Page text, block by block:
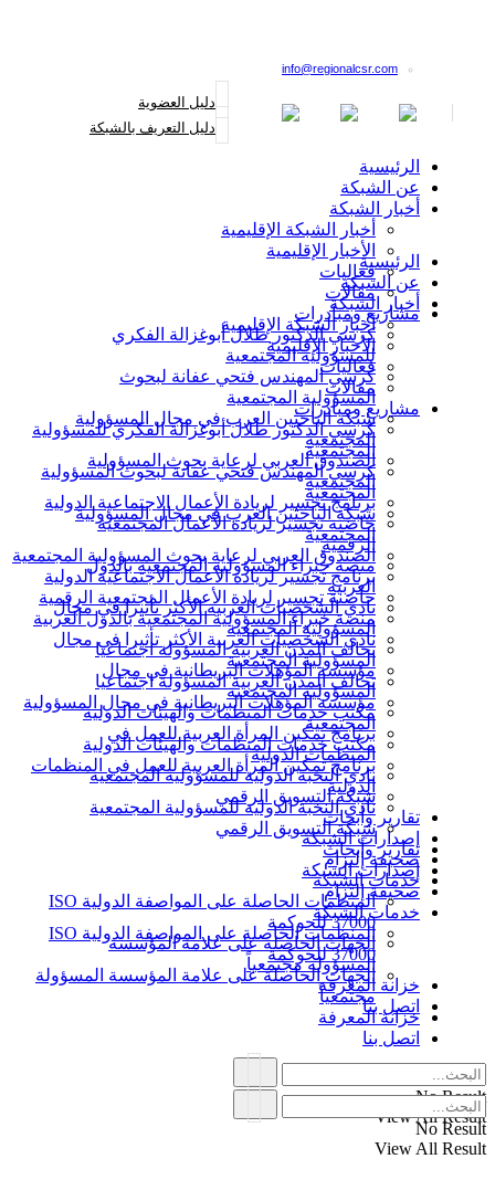
info@regionalcsr.com
دليل العضوية
دليل التعريف بالشبكة
الرئيسية
عن الشبكة
أخبار الشبكة
أخبار الشبكة الإقليمية
الأخبار الإقليمية
فعاليات
مقالات
مشاريع ومبادرات
كرسي الدكتور طلال أبوغزالة الفكري
للمسؤولية المجتمعية
كرسي المهندس فتحي عفانة لبحوث
المسؤولية المجتمعية
شبكة الباحثين العرب في مجال المسؤولية
المجتمعية
الصندوق العربي لرعاية بحوث المسؤولية
المجتمعية
برنامج تجسير لريادة الأعمال الاجتماعية الدولية
حاضنة تجسير لريادة الأعمال المجتمعية
الرقمية
منصة خبراء المسؤولية المجتمعية بالدول
العربية
نادي الشخصيات العربية الأكثر تأثيرا في مجال
المسؤولية المجتمعية
تحالف المدن العربية المسؤولة اجتماعيا
مؤسسة المؤهلات البريطانية في مجال
المسؤولية المجتمعية
مكتب خدمات المنظمات والهيئات الدولية
برنامج تمكين المرأة العربية للعمل في
المنظمات الدولية
نادي النخبة الدولية للمسؤولية المجتمعية
شبكة التسويق الرقمي
تقارير وأبحاث
إصدارات الشبكة
صحيفة إلتزام
خدمات الشبكة
المنظمات الحاصلة على المواصفة الدولية ISO
37000 للحوكمة
الجهات الحاصلة على علامة المؤسسة
المسؤولة مجتمعياً
خزانة المعرفة
اتصل بنا
No Result
View All Result
الرئيسية
عن الشبكة
أخبار الشبكة
أخبار الشبكة الإقليمية
الأخبار الإقليمية
فعاليات
مقالات
مشاريع ومبادرات
كرسي الدكتور طلال أبوغزالة الفكري للمسؤولية
المجتمعية
كرسي المهندس فتحي عفانة لبحوث المسؤولية
المجتمعية
شبكة الباحثين العرب في مجال المسؤولية
المجتمعية
الصندوق العربي لرعاية بحوث المسؤولية المجتمعية
برنامج تجسير لريادة الأعمال الاجتماعية الدولية
حاضنة تجسير لريادة الأعمال المجتمعية الرقمية
منصة خبراء المسؤولية المجتمعية بالدول العربية
نادي الشخصيات العربية الأكثر تأثيرا في مجال
المسؤولية المجتمعية
تحالف المدن العربية المسؤولة اجتماعيا
مؤسسة المؤهلات البريطانية في مجال المسؤولية
المجتمعية
مكتب خدمات المنظمات والهيئات الدولية
برنامج تمكين المرأة العربية للعمل في المنظمات
الدولية
نادي النخبة الدولية للمسؤولية المجتمعية
شبكة التسويق الرقمي
تقارير وأبحاث
إصدارات الشبكة
صحيفة إلتزام
خدمات الشبكة
المنظمات الحاصلة على المواصفة الدولية ISO
37000 للحوكمة
الجهات الحاصلة على علامة المؤسسة المسؤولة
مجتمعياً
خزانة المعرفة
اتصل بنا
No Result
View All Result